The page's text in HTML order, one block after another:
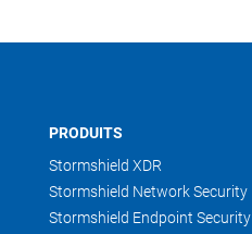
PRODUITS
Stormshield XDR
Stormshield Network Security
Stormshield Endpoint Security